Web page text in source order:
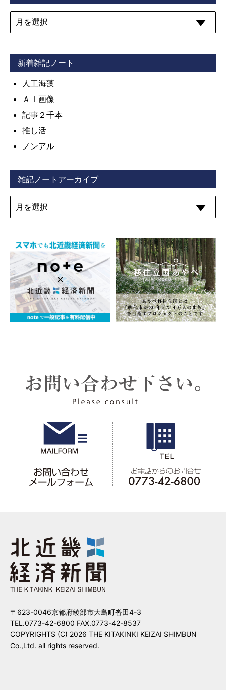
新着雑記ノート
人工海藻
ＡＩ画像
記事２千本
推し活
ノンアル
雑記ノートアーカイブ
〒623-0046京都府綾部市大島町沓田4-3
TEL.0773-42-6800 FAX.0773-42-8537
COPYRIGHTS (C) 2026 THE KITAKINKI KEIZAI SHIMBUN
Co.,Ltd. all rights reserved.